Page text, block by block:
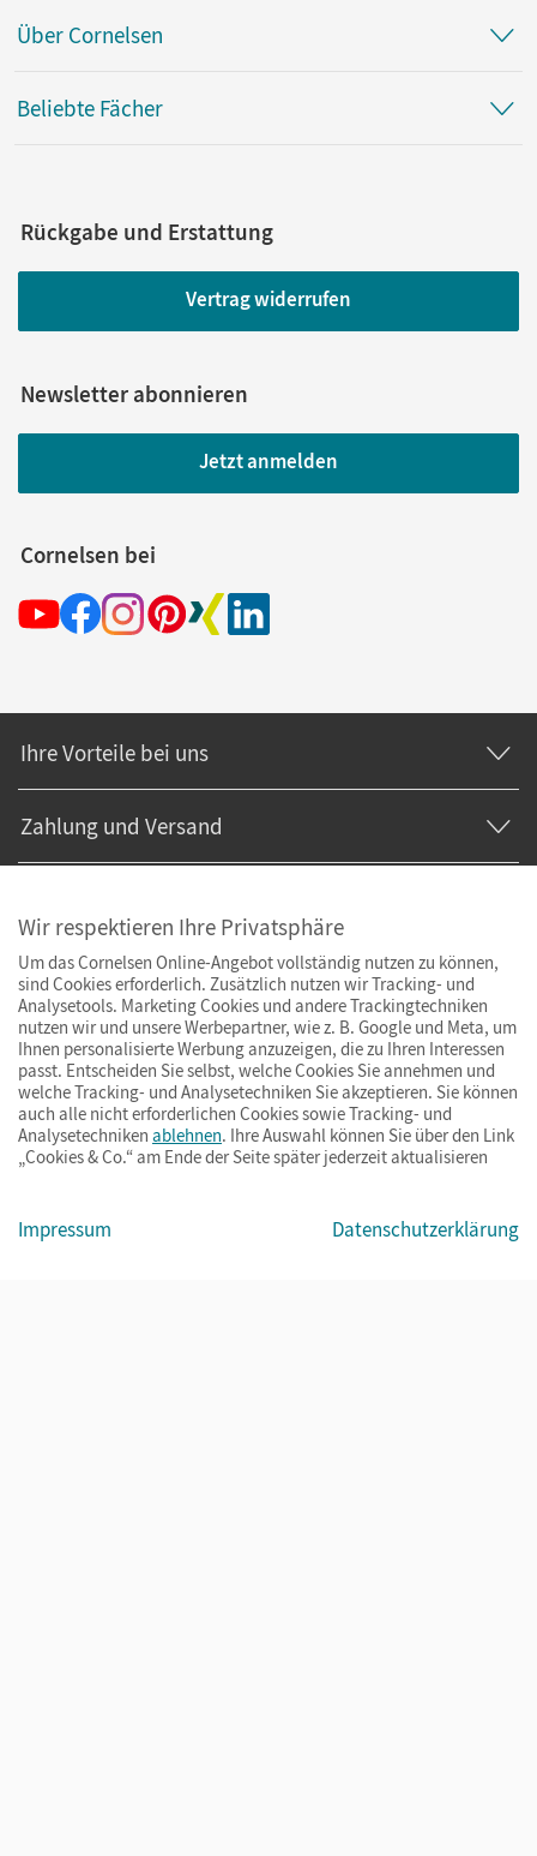
Über Cornelsen
Beliebte Fächer
Rückgabe und Erstattung
Vertrag widerrufen
Newsletter abonnieren
Jetzt anmelden
Cornelsen bei
Ihre Vorteile bei uns
Zahlung und Versand
© Cornelsen Verlag 2026
ImpressumAGBDatenschutzBarrierefreiheitCookies & Co.
Wir respektieren Ihre Privatsphäre
Um das Cornelsen Online-Angebot vollständig nutzen zu können,
sind Cookies erforderlich. Zusätzlich nutzen wir Tracking- und
Analysetools. Marketing Cookies und andere Trackingtechniken
nutzen wir und unsere Werbepartner, wie z. B. Google und Meta, um
Ihnen personalisierte Werbung anzuzeigen, die zu Ihren Interessen
passt. Entscheiden Sie selbst, welche Cookies Sie annehmen und
welche Tracking- und Analysetechniken Sie akzeptieren. Sie können
auch alle nicht erforderlichen Cookies sowie Tracking- und
Analysetechniken ablehnen. Ihre Auswahl können Sie über den Link
„Cookies & Co.“ am Ende der Seite später jederzeit aktualisieren
Impressum Datenschutzerklärung